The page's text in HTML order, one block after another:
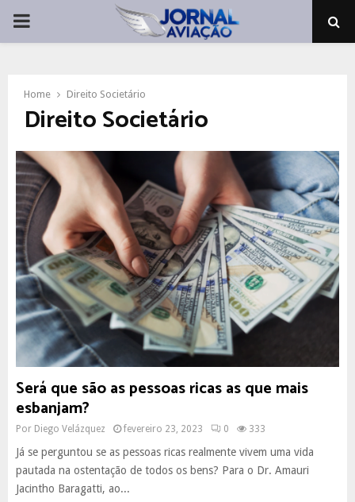
PRIMARY
Home Direito Societário
Direito Societário
Será que são as pessoas ricas as que mais
esbanjam?
Por Diego Velázquez fevereiro 23, 2023 0 333
Já se perguntou se as pessoas ricas realmente vivem uma vida
pautada na ostentação de todos os bens? Para o Dr. Amauri
Jacintho Baragatti, ao...